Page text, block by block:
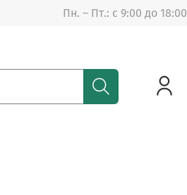
Пн. – Пт.: с 9:00 до 18:00